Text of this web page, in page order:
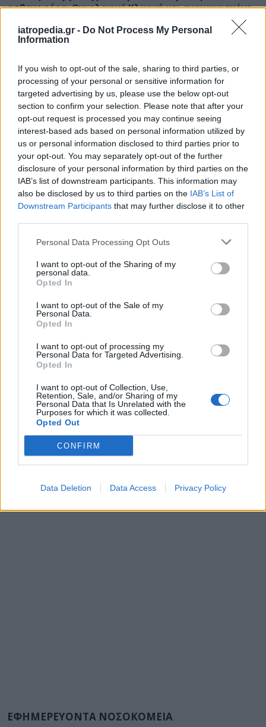
iatropedia.gr - Do Not Process My Personal
Information
If you wish to opt-out of the sale, sharing to third parties, or
processing of your personal or sensitive information for
targeted advertising by us, please use the below opt-out
section to confirm your selection. Please note that after your
opt-out request is processed you may continue seeing
interest-based ads based on personal information utilized by
us or personal information disclosed to third parties prior to
your opt-out. You may separately opt-out of the further
disclosure of your personal information by third parties on the
IAB’s list of downstream participants. This information may
also be disclosed by us to third parties on the IAB’s List of
Downstream Participants that may further disclose it to other
Personal Data Processing Opt Outs
I want to opt-out of the Sharing of my
personal data.
Opted In
I want to opt-out of the Sale of my
Personal Data.
Opted In
I want to opt-out of processing my
Personal Data for Targeted Advertising.
Opted In
I want to opt-out of Collection, Use,
Retention, Sale, and/or Sharing of my
Personal Data that Is Unrelated with the
Purposes for which it was collected.
Opted Out
CONFIRM
Data Deletion Data Access Privacy Policy
ασθενοφόρα, Ογκολογική Κλινική και ανακαινισμένο
ΥΓΕΙΑ 05 Αυγούστου 2026 20:01
Πώς στυτική λειτουργία και σπέρμα «πλήττονται»
από τη ζέστη – Μέτρα προστασίας στις διακοπές
ΕΙΔΗΣΕΙΣ 05 Αυγούστου 2026 19:31
Γλυφάδα: Επιχείρηση διάσωσης 45χρονου που
παρασύρθηκε στα ανοιχτά
ΕΦΗΜΕΡΕΥΟΝΤΑ ΝΟΣΟΚΟΜΕΙΑ